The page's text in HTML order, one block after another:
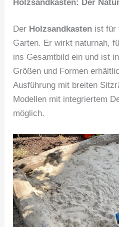
Holzsandkasten: Der
Der Holzsandkasten ist für
Garten. Er wirkt naturnah,
ins Gesamtbild ein und ist
Größen und Formen
Ausführung mit breiten
Modellen mit integriertem
möglich.